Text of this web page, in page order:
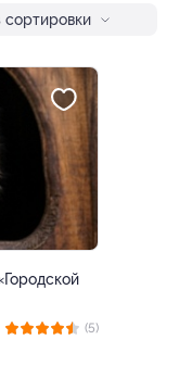
сортировки
(5)